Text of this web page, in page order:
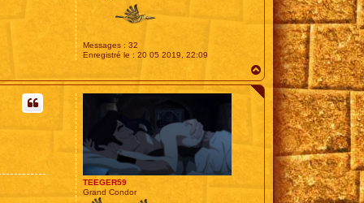
Messages : 32
Enregistré le : 20 05 2019, 22:09
a
u
TEEGER59
Grand Condor